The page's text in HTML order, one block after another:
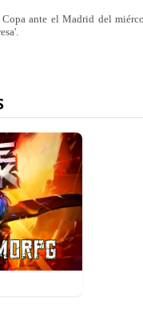
ante el Madrid del